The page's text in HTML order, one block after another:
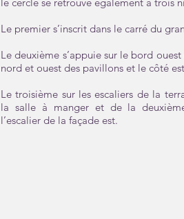
Le premier s’inscrit dans le carré du
Le deuxième s’appuie sur le bord
nord et ouest des pavillons et le côté
Le troisième sur les escaliers de la
la salle à manger et de la
l’escalier de la façade est.